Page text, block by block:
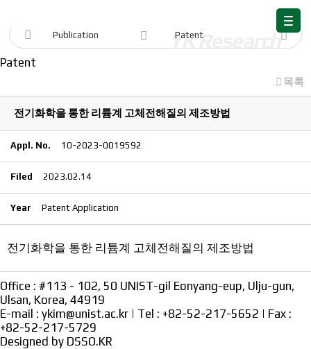
Publication Patent
Patent
목록
전기화학을 통한 리튬계 고체전해질의 제조방법
Appl. No. 10-2023-0019592
Filed 2023.02.14
Year Patent Application
전기화학을 통한 리튬계 고체전해질의 제조방법
Office : #113 - 102, 50 UNIST-gil Eonyang-eup, Ulju-gun,
Ulsan, Korea, 44919
E-mail : ykim@unist.ac.kr | Tel : +82-52-217-5652 | Fax :
+82-52-217-5729
Designed by DSSO.KR